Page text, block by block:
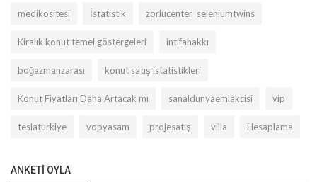
medikositesi İstatistik zorlucenter seleniumtwins
Kiralık konut temel göstergeleri intifahakkı
boğazmanzarası konut satış istatistikleri
Konut Fiyatları Daha Artacak mı sanaldunyaemlakcisi vip
teslaturkiye vopyasam projesatış villa Hesaplama
ANKETI OYLA